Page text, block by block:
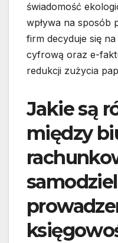
świadomość
wpływa na sposób
firm decyduje się
cyfrową oraz e-
redukcji zużycia
Jakie są
między